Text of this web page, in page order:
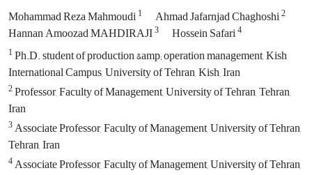
Mohammad Reza Mahmoudi1 Ahmad Jafarnjad Chaghoshi2
Hannan Amoozad MAHDIRAJI3 Hossein Safari4
1Ph.D. student of production &amp; operation management, Kish
International Campus, University of Tehran, Kish, Iran
2Professor, Faculty of Management, University of Tehran, Tehran,
Iran
3Associate Professor, Faculty of Management, University of Tehran,
Tehran, Iran
4Associate Professor, Faculty of Management, University of Tehran,